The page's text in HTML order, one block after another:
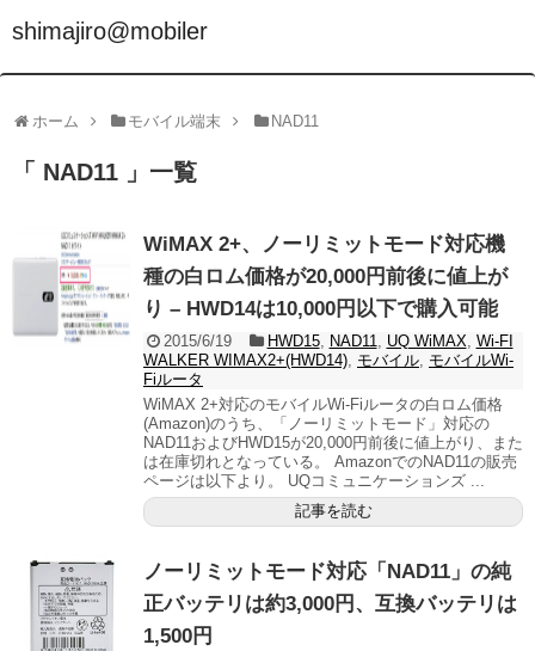
shimajiro@mobiler
ホーム モバイル端末 NAD11
「 NAD11 」一覧
WiMAX 2+、ノーリミットモード対応機
種の白ロム価格が20,000円前後に値上が
り – HWD14は10,000円以下で購入可能
2015/6/19 HWD15, NAD11, UQ WiMAX, Wi-FI
WALKER WIMAX2+(HWD14), モバイル, モバイルWi-
Fiルータ
WiMAX 2+対応のモバイルWi-Fiルータの白ロム価格
(Amazon)のうち、「ノーリミットモード」対応の
NAD11およびHWD15が20,000円前後に値上がり、また
は在庫切れとなっている。 AmazonでのNAD11の販売
ページは以下より。 UQコミュニケーションズ ...
記事を読む
ノーリミットモード対応「NAD11」の純
正バッテリは約3,000円、互換バッテリは
1,500円